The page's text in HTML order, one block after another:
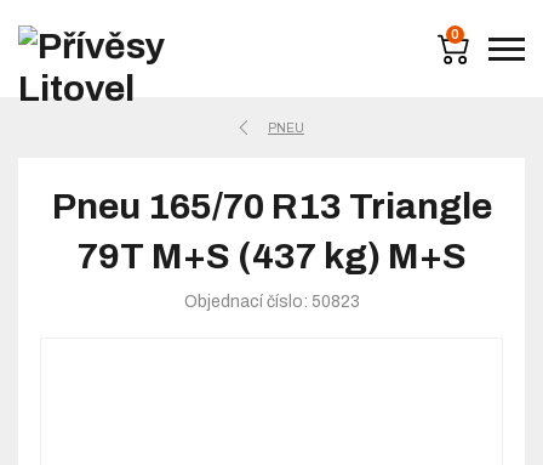
0
PNEU
Pneu 165/70 R13 Triangle
79T M+S (437 kg) M+S
Objednací číslo: 50823